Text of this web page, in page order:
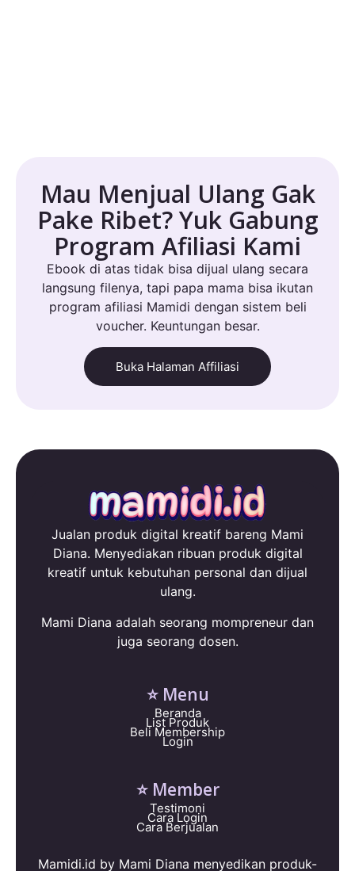
Mau Menjual Ulang Gak
Pake Ribet? Yuk Gabung
Program Afiliasi Kami
Ebook di atas tidak bisa dijual ulang secara
langsung filenya, tapi papa mama bisa ikutan
program afiliasi Mamidi dengan sistem beli
voucher. Keuntungan besar.
Buka Halaman Affiliasi
Jualan produk digital kreatif bareng Mami
Diana. Menyediakan ribuan produk digital
kreatif untuk kebutuhan personal dan dijual
ulang.
Mami Diana adalah seorang mompreneur dan
juga seorang dosen.
⭐ Menu
Beranda
List Produk
Beli Membership
Login
⭐ Member
Testimoni
Cara Login
Cara Berjualan
Mamidi.id by Mami Diana menyedikan produk-